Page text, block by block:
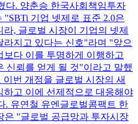
다. 양춘승 한국사회책임투자
"SBTi 기업 넷제로 표준 2.0은
, 글로벌 시장이 기업의 넷제
라지고 있다는 신호"라며 "앞으
보다 이를 투명하게 이행하고
신뢰를 얻게 될 것"이라고 말했
번 개정을 글로벌 시장의 새
하고 이에 선제적으로 대응해야
. 유연철 유엔글로벌콤팩트 한
은 "글로벌 공급망과 투자시장